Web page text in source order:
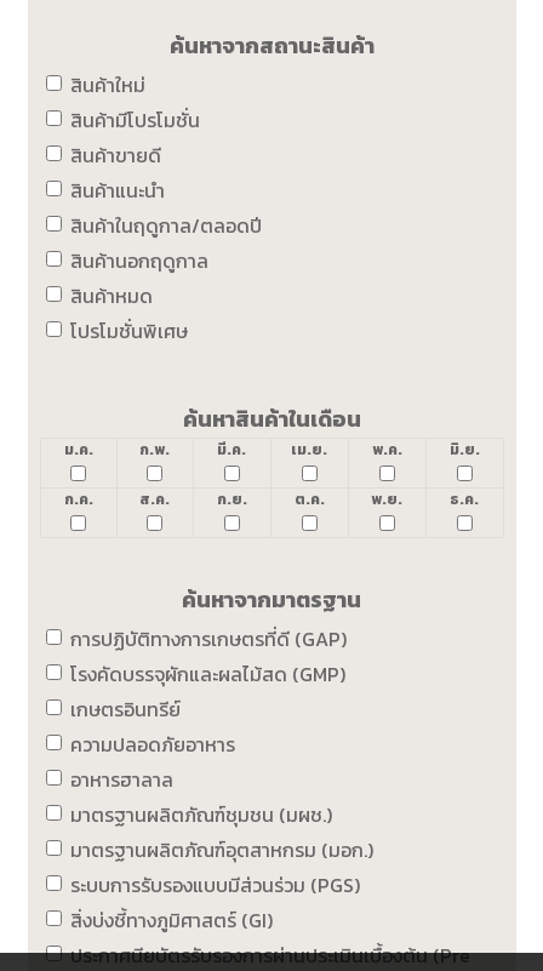
ค้นหาจากสถานะสินค้า
สินค้าใหม่
สินค้ามีโปรโมชั่น
สินค้าขายดี
สินค้าแนะนำ
สินค้าในฤดูกาล/ตลอดปี
สินค้านอกฤดูกาล
สินค้าหมด
โปรโมชั่นพิเศษ
ค้นหาสินค้าในเดือน
ม.ค. ก.พ. มี.ค. เม.ย. พ.ค. มิ.ย.
ก.ค. ส.ค. ก.ย. ต.ค. พ.ย. ธ.ค.
ค้นหาจากมาตรฐาน
การปฏิบัติทางการเกษตรที่ดี (GAP)
โรงคัดบรรจุผักและผลไม้สด (GMP)
เกษตรอินทรีย์
ความปลอดภัยอาหาร
อาหารฮาลาล
มาตรฐานผลิตภัณฑ์ชุมชน (มผช.)
มาตรฐานผลิตภัณฑ์อุตสาหกรม (มอก.)
ระบบการรับรองแบบมีส่วนร่วม (PGS)
สิ่งบ่งชี้ทางภูมิศาสตร์ (GI)
ประกาศนียบัตรรับรองการผ่านประเมินเบื้องต้น (Pre